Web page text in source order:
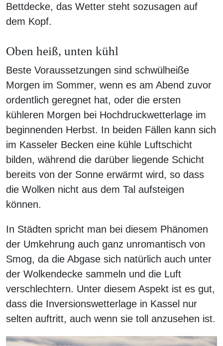
Bettdecke, das Wetter steht sozusagen auf
dem Kopf.
Oben heiß, unten kühl
Beste Voraussetzungen sind schwülheiße
Morgen im Sommer, wenn es am Abend zuvor
ordentlich geregnet hat, oder die ersten
kühleren Morgen bei Hochdruckwetterlage im
beginnenden Herbst. In beiden Fällen kann sich
im Kasseler Becken eine kühle Luftschicht
bilden, während die darüber liegende Schicht
bereits von der Sonne erwärmt wird, so dass
die Wolken nicht aus dem Tal aufsteigen
können.
In Städten spricht man bei diesem Phänomen
der Umkehrung auch ganz unromantisch von
Smog, da die Abgase sich natürlich auch unter
der Wolkendecke sammeln und die Luft
verschlechtern. Unter diesem Aspekt ist es gut,
dass die Inversionswetterlage in Kassel nur
selten auftritt, auch wenn sie toll anzusehen ist.